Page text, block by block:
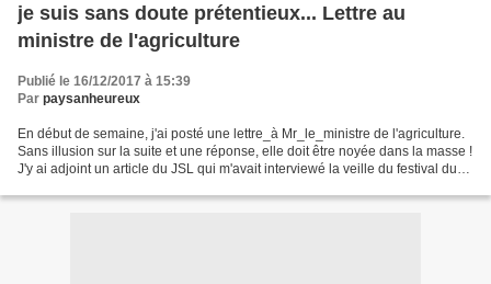
je suis sans doute prétentieux... Lettre au
ministre de l'agriculture
Publié le 16/12/2017 à 15:39
Par paysanheureux
En début de semaine, j'ai posté une lettre_à Mr_le_ministre de l'agriculture.
Sans illusion sur la suite et une réponse, elle doit être noyée dans la masse !
J'y ai adjoint un article du JSL qui m'avait interviewé la veille du festival du